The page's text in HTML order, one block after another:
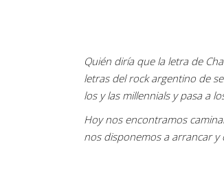
Quién diría que la letra de
letras del rock argentino de
los y las millennials y pasa a
Hoy nos encontramos
nos disponemos a arrancar